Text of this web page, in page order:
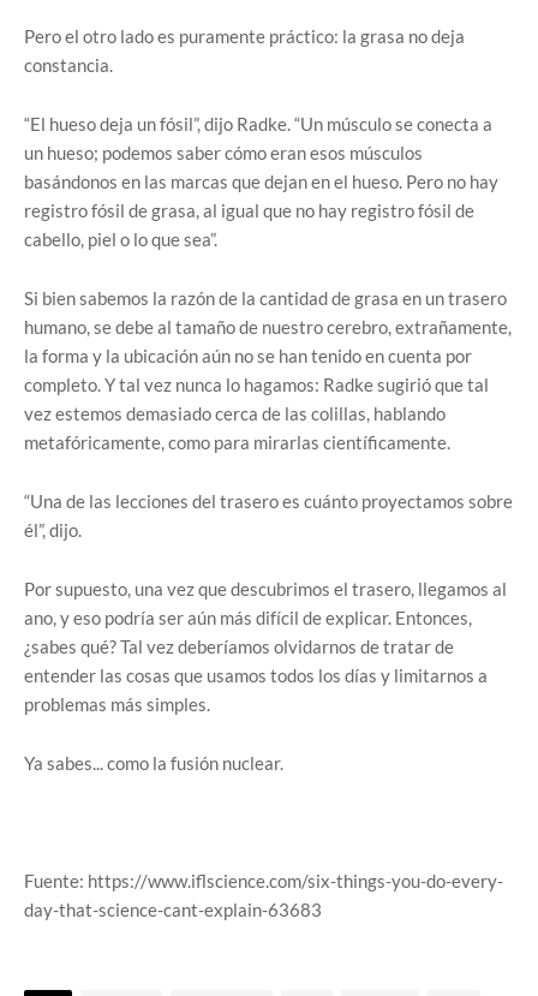
Pero el otro lado es puramente práctico: la grasa no deja
constancia.
“El hueso deja un fósil”, dijo Radke. “Un músculo se conecta a
un hueso; podemos saber cómo eran esos músculos
basándonos en las marcas que dejan en el hueso. Pero no hay
registro fósil de grasa, al igual que no hay registro fósil de
cabello, piel o lo que sea”.
Si bien sabemos la razón de la cantidad de grasa en un trasero
humano, se debe al tamaño de nuestro cerebro, extrañamente,
la forma y la ubicación aún no se han tenido en cuenta por
completo. Y tal vez nunca lo hagamos: Radke sugirió que tal
vez estemos demasiado cerca de las colillas, hablando
metafóricamente, como para mirarlas científicamente.
“Una de las lecciones del trasero es cuánto proyectamos sobre
él”, dijo.
Por supuesto, una vez que descubrimos el trasero, llegamos al
ano, y eso podría ser aún más difícil de explicar. Entonces,
¿sabes qué? Tal vez deberíamos olvidarnos de tratar de
entender las cosas que usamos todos los días y limitarnos a
problemas más simples.
Ya sabes... como la fusión nuclear.
Fuente: https://www.iflscience.com/six-things-you-do-every-
day-that-science-cant-explain-63683